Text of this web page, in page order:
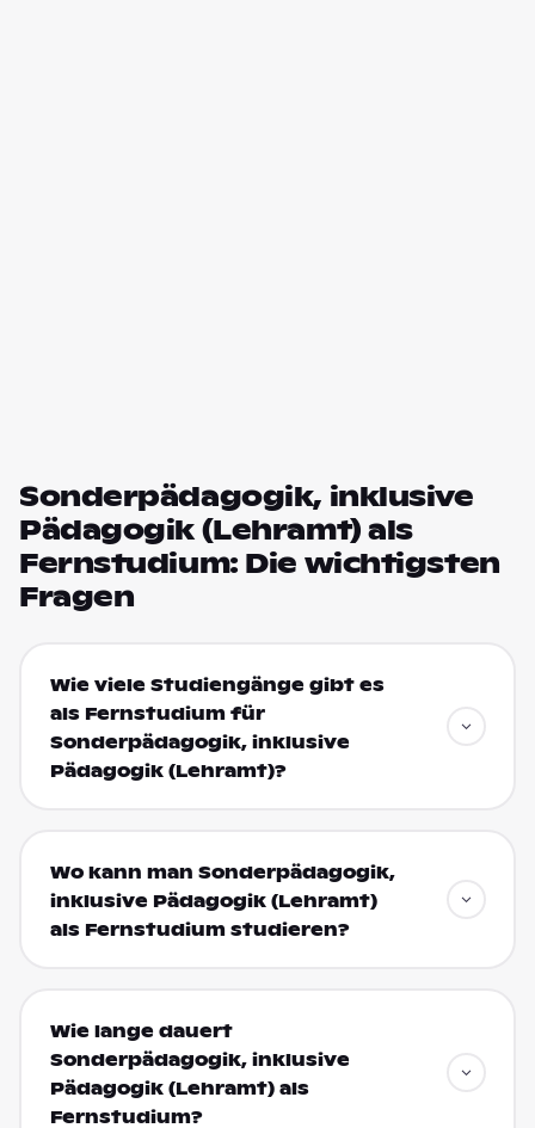
Sonderpädagogik, inklusive
Pädagogik (Lehramt) als
Fernstudium: Die wichtigsten
Fragen
Wie viele Studiengänge gibt es
als Fernstudium für
Sonderpädagogik, inklusive
Pädagogik (Lehramt)?
Wo kann man Sonderpädagogik,
inklusive Pädagogik (Lehramt)
als Fernstudium studieren?
Wie lange dauert
Sonderpädagogik, inklusive
Pädagogik (Lehramt) als
Fernstudium?